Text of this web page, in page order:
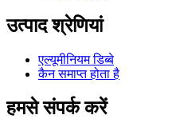
उत्पाद श्रेणियां
एल्यूमीनियम डिब्बे
कैन समाप्त होता है
हमसे संपर्क करें